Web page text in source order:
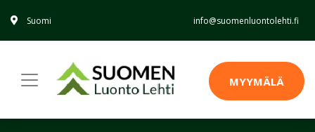
Suomi info@suomenluontolehti.fi
MYYMÄLÄ